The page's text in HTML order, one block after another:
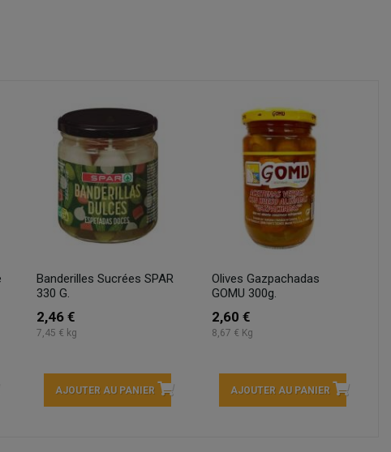
Banderilles Sucrées SPAR
330 G.
2,46 €
7,45 € kg
AJOUTER AU PANIER
Olives Gazpachadas
GOMU 300g.
2,60 €
8,67 € Kg
AJOUTER AU PANIER